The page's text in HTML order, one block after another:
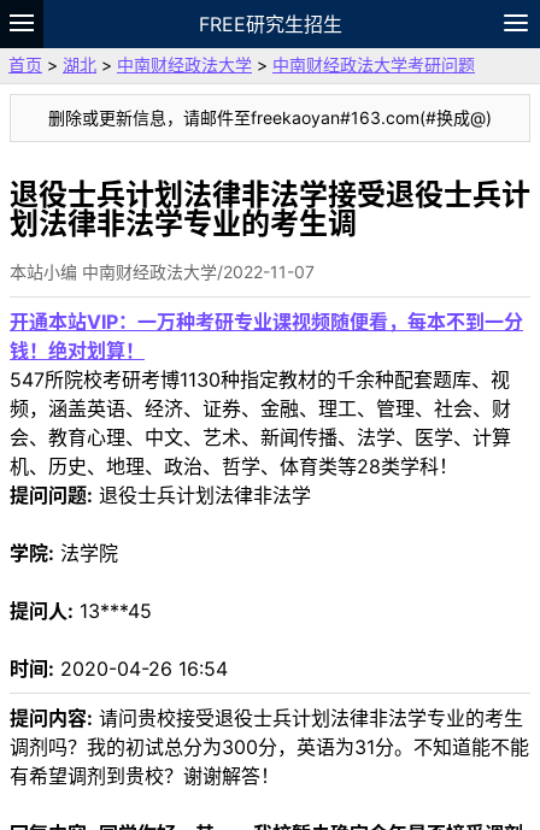
FREE研究生招生
题库
故事 专题 APP 笔记
论坛
VIP
资料
首页 > 湖北 > 中南财经政法大学 > 中南财经政法大学考研问题
删除或更新信息，请邮件至freekaoyan#163.com(#换成@)
退役士兵计划法律非法学接受退役士兵计
划法律非法学专业的考生调
本站小编 中南财经政法大学/2022-11-07
开通本站VIP：一万种考研专业课视频随便看，每本不到一分
钱！绝对划算！
547所院校考研考博1130种指定教材的千余种配套题库、视
频，涵盖英语、经济、证券、金融、理工、管理、社会、财
会、教育心理、中文、艺术、新闻传播、法学、医学、计算
机、历史、地理、政治、哲学、体育类等28类学科！
提问问题: 退役士兵计划法律非法学
学院: 法学院
提问人: 13***45
时间: 2020-04-26 16:54
提问内容: 请问贵校接受退役士兵计划法律非法学专业的考生
调剂吗？我的初试总分为300分，英语为31分。不知道能不能
有希望调剂到贵校？谢谢解答！